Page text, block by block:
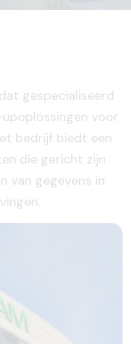
gespecialiseerd
voor
bedrijf biedt een
die gericht zijn
van gegevens in